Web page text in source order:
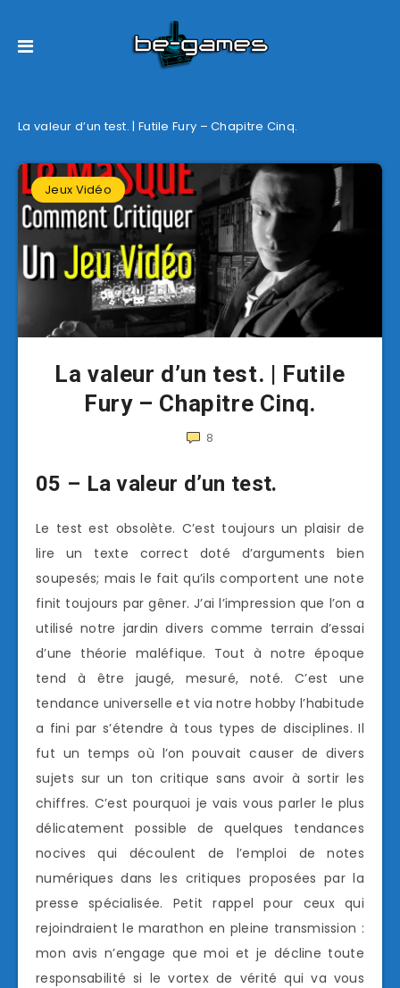
La valeur d’un test. | Futile Fury – Chapitre Cinq.
Jeux Vidéo
La valeur d’un test. | Futile
Fury – Chapitre Cinq.
8
05 – La valeur d’un test.
Le test est obsolète. C’est toujours un plaisir de
lire un texte correct doté d’arguments bien
soupesés; mais le fait qu’ils comportent une note
finit toujours par gêner. J’ai l’impression que l’on a
utilisé notre jardin divers comme terrain d’essai
d’une théorie maléfique. Tout à notre époque
tend à être jaugé, mesuré, noté. C’est une
tendance universelle et via notre hobby l’habitude
a fini par s’étendre à tous types de disciplines. Il
fut un temps où l’on pouvait causer de divers
sujets sur un ton critique sans avoir à sortir les
chiffres. C’est pourquoi je vais vous parler le plus
délicatement possible de quelques tendances
nocives qui découlent de l’emploi de notes
numériques dans les critiques proposées par la
presse spécialisée. Petit rappel pour ceux qui
rejoindraient le marathon en pleine transmission :
mon avis n’engage que moi et je décline toute
responsabilité si le vortex de vérité qui va vous